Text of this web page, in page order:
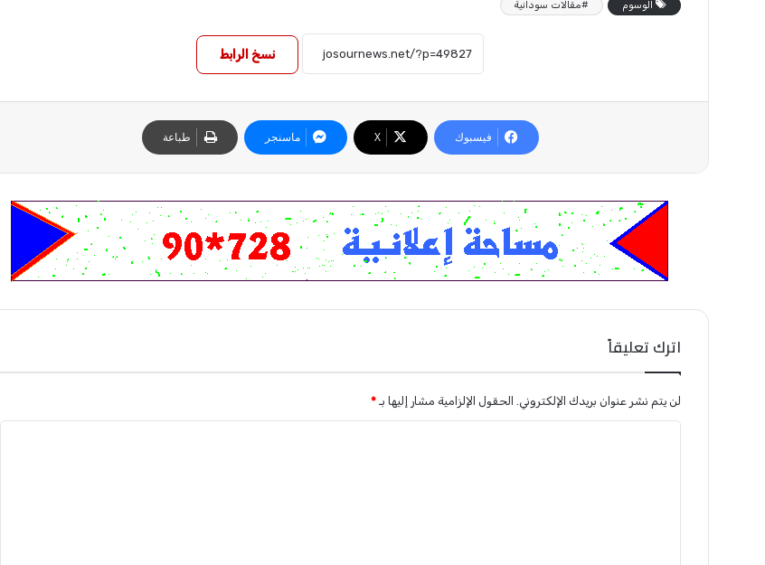
الوسوم #مقالات سودانية
نسخ الرابط
فيسبوك X ماسنجر طباعة
اترك تعليقاً
لن يتم نشر عنوان بريدك الإلكتروني. الحقول الإلزامية مشار إليها بـ *